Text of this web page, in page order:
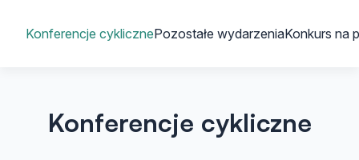
Konferencje cyklicznePozostałe wydarzeniaKonkurs na
Konferencje cykliczne